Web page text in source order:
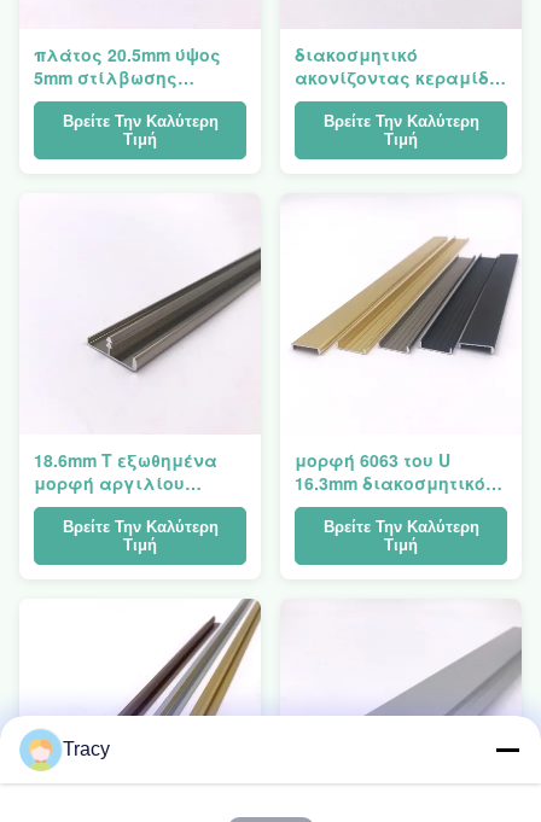
πλάτος 20.5mm ύψος
5mm στίλβωσης
σχεδιαγράμματος
αργιλίου μορφής του
Βρείτε Την Καλύτερη
Τιμή
διακοσμητικό
ακονίζοντας κεραμίδι
σχεδιαγραμμάτων
περιποίησης
αλουμινίου μορφής
Βρείτε Την Καλύτερη
Τιμή
18.6mm Τ εξωθημένα
μορφή αργιλίου
σχεδιαγράμματα
τροχίσματος
περιποίησης
Βρείτε Την Καλύτερη
Τιμή
μορφή 6063 του U
16.3mm διακοσμητικό
τρόχισμα κεραμιδιών
σχεδιαγραμμάτων
περιποίησης
Βρείτε Την Καλύτερη
Τιμή
Tracy